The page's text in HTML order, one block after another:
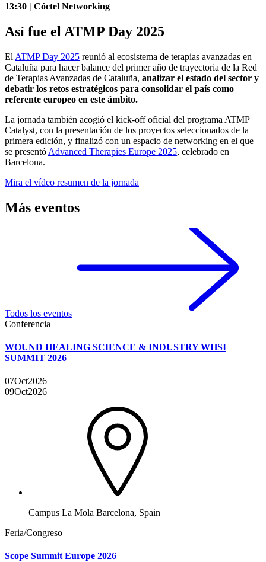
13:30 | Cóctel Networking
Así fue el ATMP Day 2025
El ATMP Day 2025 reunió al ecosistema de terapias avanzadas en
Cataluña para hacer balance del primer año de trayectoria de la Red
de Terapias Avanzadas de Cataluña, analizar el estado del sector y
debatir los retos estratégicos para consolidar el país como
referente europeo en este ámbito.
La jornada también acogió el kick-off oficial del programa ATMP
Catalyst, con la presentación de los proyectos seleccionados de la
primera edición, y finalizó con un espacio de networking en el que
se presentó Advanced Therapies Europe 2025, celebrado en
Barcelona.
Mira el vídeo resumen de la jornada
Más eventos
Todos los eventos
Conferencia
WOUND HEALING SCIENCE & INDUSTRY WHSI
SUMMIT 2026
07Oct2026
09Oct2026
Campus La Mola Barcelona, Spain
Feria/Congreso
Scope Summit Europe 2026